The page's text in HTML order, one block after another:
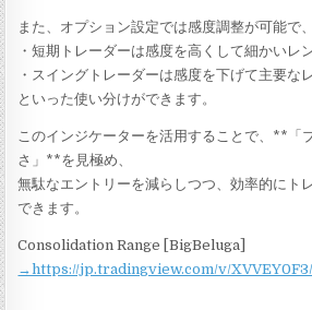
また、オプション設定では感度調整が可能で、
・短期トレーダーは感度を高くして細かいレ
・スイングトレーダーは感度を下げて主要な
といった使い分けができます。
このインジケーターを活用することで、**「
さ」**を見極め、
無駄なエントリーを減らしつつ、効率的にト
できます。
Consolidation Range [BigBeluga]
→https://jp.tradingview.com/v/XVVEY0F3/